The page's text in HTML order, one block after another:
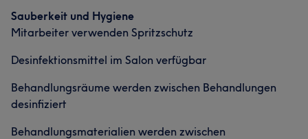
Portfolio
Sauberkeit und Hygiene
Mitarbeiter verwenden Spritzschutz
Desinfektionsmittel im Salon verfügbar
Behandlungsräume werden zwischen Behandlungen
desinfiziert
Behandlungsmaterialien werden zwischen